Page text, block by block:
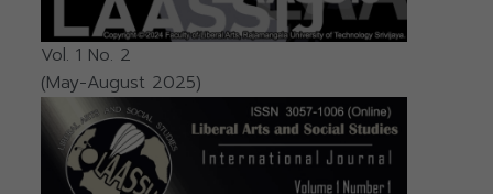
Vol. 1 No. 2
(May-August 2025)